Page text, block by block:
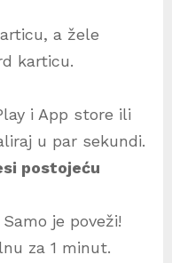
a žele
karticu.
i App store ili
u par sekundi.
postojeću
je poveži!
za 1 minut.